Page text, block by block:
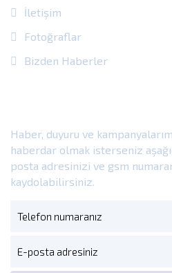
İletişim
Fotoğraflar
Bizden Haberler
Haber, duyuru ve
haberdar olmak isterseniz
posta adresinizi ve gsm
kaydolabilirsiniz.